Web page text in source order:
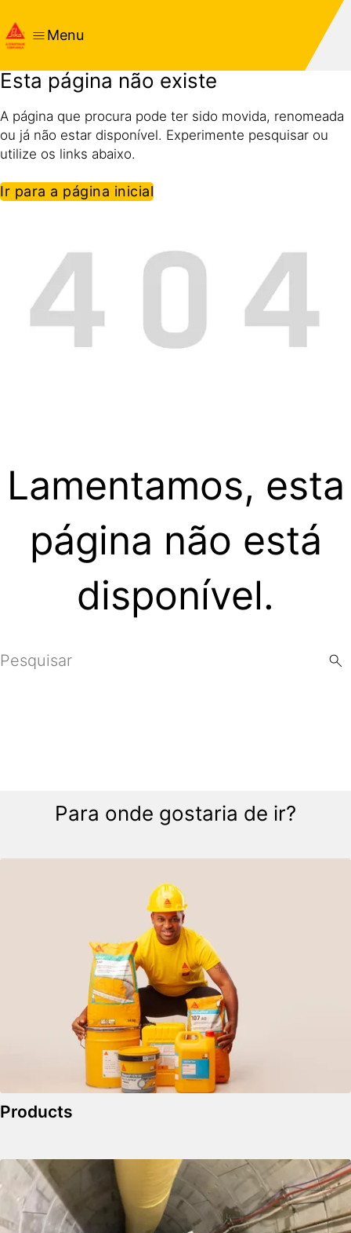
Menu
Esta página não existe
A página que procura pode ter sido movida, renomeada
ou já não estar disponível. Experimente pesquisar ou
utilize os links abaixo.
Ir para a página inicial
Lamentamos, esta
página não está
disponível.
Search
Para onde gostaria de ir?
Products